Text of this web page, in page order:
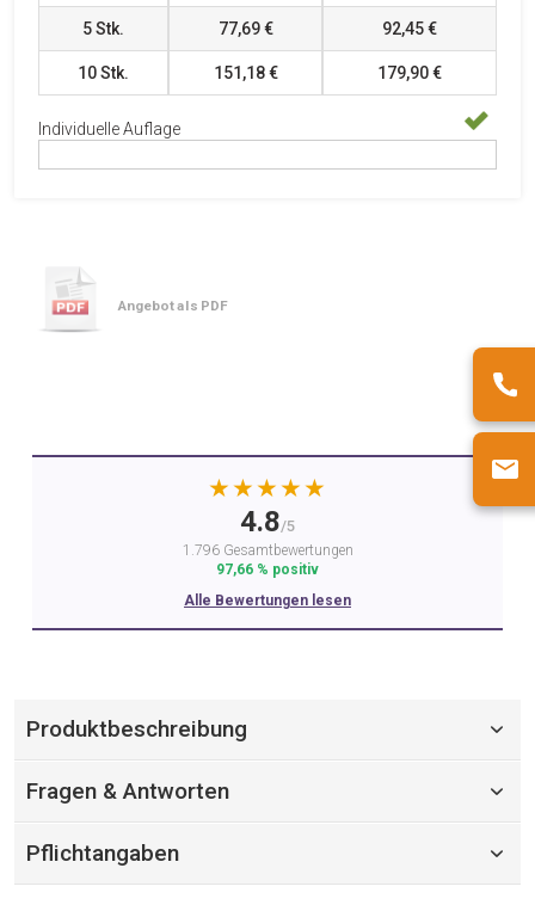
5Stk. 77,69 € 92,45 €
10Stk. 151,18 € 179,90 €
Individuelle Auflage
Angebot als PDF
★★★★★
4.8/5
1.796 Gesamtbewertungen
97,66 % positiv
Alle Bewertungen lesen
Produktbeschreibung
Fragen & Antworten
Pflichtangaben